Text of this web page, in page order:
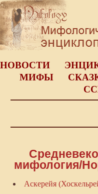
НОВОСТИ
МИФЫ
мифология/
Аскерейя